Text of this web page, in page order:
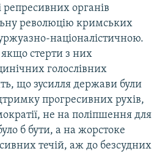
репресивних органів
революцію кримських
націоналістичною.
стерти з них
голослівних
що зусилля держави були
прогресивних рухів,
не на поліпшення для
б бути, а на жорстоке
течій, аж до безсудних